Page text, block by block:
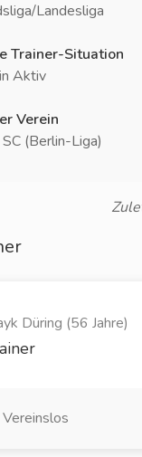
Landesliga
Trainer-Situation
Aktiv
Verein
(Berlin-Liga)
Düring (56 Jahre)
Vereinslos